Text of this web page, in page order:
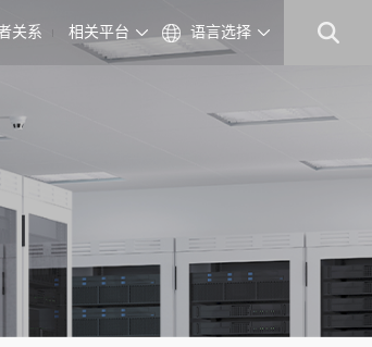
语言选择
相关平台
关系